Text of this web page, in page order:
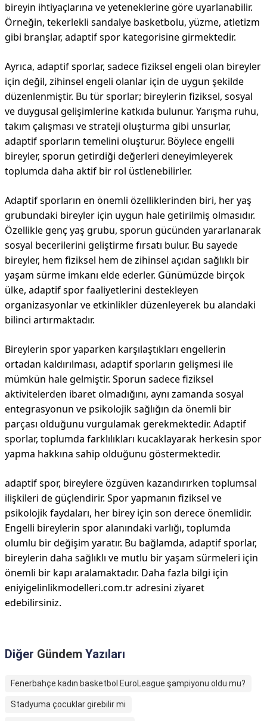
bireyin ihtiyaçlarına ve yeteneklerine göre uyarlanabilir.
Örneğin, tekerlekli sandalye basketbolu, yüzme, atletizm
gibi branşlar, adaptif spor kategorisine girmektedir.
Ayrıca, adaptif sporlar, sadece fiziksel engeli olan bireyler
için değil, zihinsel engeli olanlar için de uygun şekilde
düzenlenmiştir. Bu tür sporlar; bireylerin fiziksel, sosyal
ve duygusal gelişimlerine katkıda bulunur. Yarışma ruhu,
takım çalışması ve strateji oluşturma gibi unsurlar,
adaptif sporların temelini oluşturur. Böylece engelli
bireyler, sporun getirdiği değerleri deneyimleyerek
toplumda daha aktif bir rol üstlenebilirler.
Adaptif sporların en önemli özelliklerinden biri, her yaş
grubundaki bireyler için uygun hale getirilmiş olmasıdır.
Özellikle genç yaş grubu, sporun gücünden yararlanarak
sosyal becerilerini geliştirme fırsatı bulur. Bu sayede
bireyler, hem fiziksel hem de zihinsel açıdan sağlıklı bir
yaşam sürme imkanı elde ederler. Günümüzde birçok
ülke, adaptif spor faaliyetlerini destekleyen
organizasyonlar ve etkinlikler düzenleyerek bu alandaki
bilinci artırmaktadır.
Bireylerin spor yaparken karşılaştıkları engellerin
ortadan kaldırılması, adaptif sporların gelişmesi ile
mümkün hale gelmiştir. Sporun sadece fiziksel
aktivitelerden ibaret olmadığını, aynı zamanda sosyal
entegrasyonun ve psikolojik sağlığın da önemli bir
parçası olduğunu vurgulamak gerekmektedir. Adaptif
sporlar, toplumda farklılıkları kucaklayarak herkesin spor
yapma hakkına sahip olduğunu göstermektedir.
adaptif spor, bireylere özgüven kazandırırken toplumsal
ilişkileri de güçlendirir. Spor yapmanın fiziksel ve
psikolojik faydaları, her birey için son derece önemlidir.
Engelli bireylerin spor alanındaki varlığı, toplumda
olumlu bir değişim yaratır. Bu bağlamda, adaptif sporlar,
bireylerin daha sağlıklı ve mutlu bir yaşam sürmeleri için
önemli bir kapı aralamaktadır. Daha fazla bilgi için
eniyigelinlikmodelleri.com.tr adresini ziyaret
edebilirsiniz.
Diğer Gündem Yazıları
Fenerbahçe kadın basketbol EuroLeague şampiyonu oldu mu?
Stadyuma çocuklar girebilir mi